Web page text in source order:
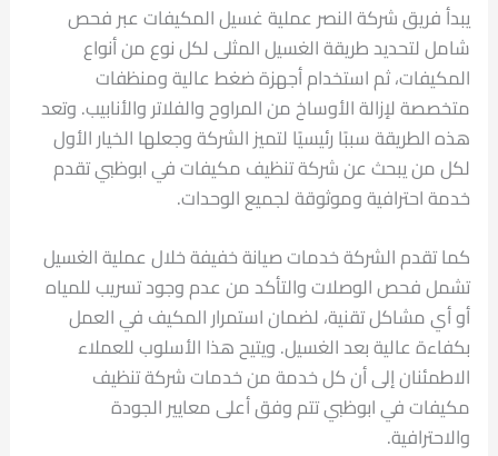
يبدأ فريق شركة النصر عملية غسيل المكيفات عبر فحص
شامل لتحديد طريقة الغسيل المثلى لكل نوع من أنواع
المكيفات، ثم استخدام أجهزة ضغط عالية ومنظفات
متخصصة لإزالة الأوساخ من المراوح والفلاتر والأنابيب. وتعد
هذه الطريقة سببًا رئيسيًا لتميز الشركة وجعلها الخيار الأول
لكل من يبحث عن شركة تنظيف مكيفات في ابوظبي تقدم
خدمة احترافية وموثوقة لجميع الوحدات.
كما تقدم الشركة خدمات صيانة خفيفة خلال عملية الغسيل
تشمل فحص الوصلات والتأكد من عدم وجود تسريب للمياه
أو أي مشاكل تقنية، لضمان استمرار المكيف في العمل
بكفاءة عالية بعد الغسيل. ويتيح هذا الأسلوب للعملاء
الاطمئنان إلى أن كل خدمة من خدمات شركة تنظيف
مكيفات في ابوظبي تتم وفق أعلى معايير الجودة
والاحترافية.